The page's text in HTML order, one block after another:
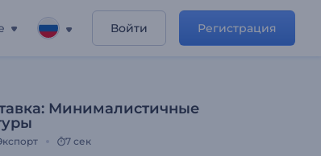
Войти Регистрация
Минималистичные
7 сек